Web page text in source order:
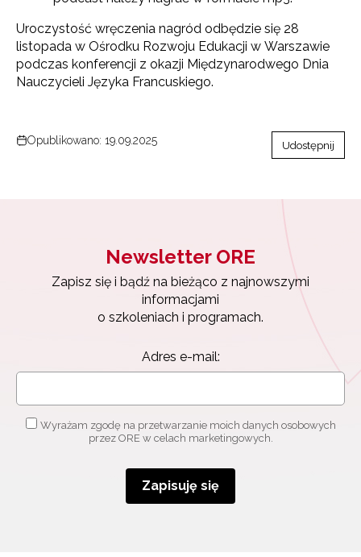
Uroczystość wręczenia nagród odbędzie się 28
listopada w Ośrodku Rozwoju Edukacji w Warszawie
podczas konferencji z okazji Międzynarodwego Dnia
Nauczycieli Języka Francuskiego.
Opublikowano: 19.09.2025 Udostępnij
Newsletter ORE
Zapisz się i bądź na bieżąco z najnowszymi
informacjami
o szkoleniach i programach.
Adres e-mail:
Wyrażam zgodę na przetwarzanie moich danych osobowych
przez ORE w celach marketingowych.
Zapisuję się
Zapisz się i bądź na bieżąco z najnowszymi
Wyrażam zgodę na przetwarzanie moich danych
osobowych przez ORE w celach marketingowych.